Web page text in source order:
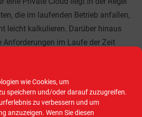
wie Cookies, um
speichern und/oder darauf zuzugreifen.
zu verbessern und um
anzuzeigen. Wenn Sie diesen
die im laufenden Betrieb anfallen,
leicht kalkulieren. Darüber hinaus
Anforderungen im Laufe der Zeit
muss. Zu guter Letzt sollten
dass der laufende Betrieb
die rund um die Uhr zur Verfügung
sehr personalintensiv ist.